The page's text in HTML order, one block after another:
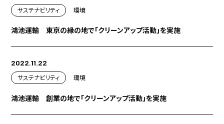
サステナビリティ
環境
鴻池運輸 東京の縁の地で「クリーンアップ活動」を実施
2022.11.22
サステナビリティ
環境
鴻池運輸 創業の地で「クリーンアップ活動」を実施